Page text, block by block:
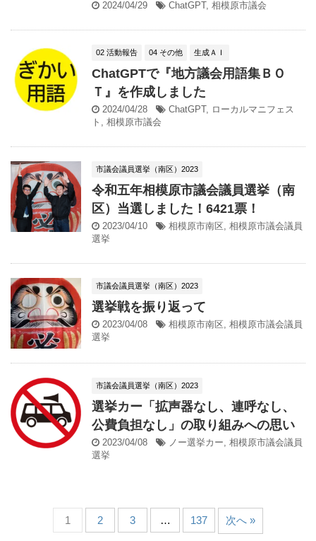
2024/04/29 ChatGPT, 相模原市議会
02 活動報告 04 その他 生成ＡＩ
ChatGPTで『地方議会用語集ＢＯ
Ｔ』を作成しました
2024/04/28 ChatGPT, ローカルマニフェス
ト , 相模原市議会
市議会議員選挙（南区）2023
令和五年相模原市議会議員選挙（南
区）当選しました！6421票！
2023/04/10 相模原市南区, 相模原市議会議員
選挙
市議会議員選挙（南区）2023
選挙戦を振り返って
2023/04/08 相模原市南区, 相模原市議会議員
選挙
市議会議員選挙（南区）2023
選挙カー「拡声器なし、連呼なし、
公費負担なし」の取り組みへの思い
2023/04/08 ノー選挙カー, 相模原市議会議員
選挙
1 2 3 … 137 次へ »